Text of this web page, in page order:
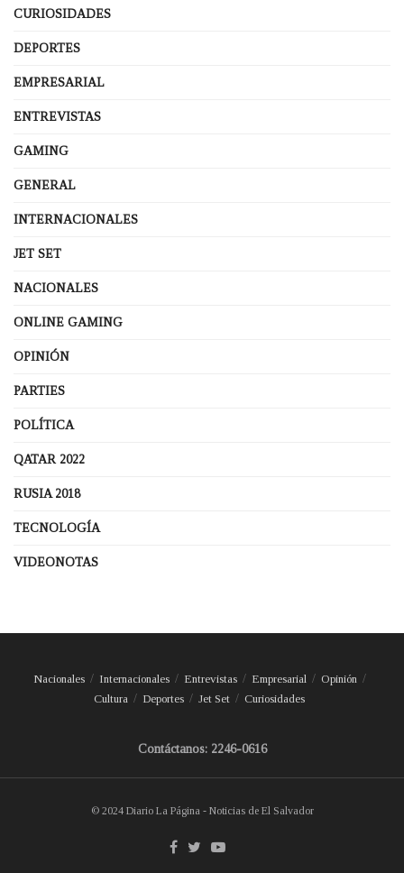
CURIOSIDADES
DEPORTES
EMPRESARIAL
ENTREVISTAS
GAMING
GENERAL
INTERNACIONALES
JET SET
NACIONALES
ONLINE GAMING
OPINIÓN
PARTIES
POLÍTICA
QATAR 2022
RUSIA 2018
TECNOLOGÍA
VIDEONOTAS
Nacionales Internacionales Entrevistas Empresarial
Opinión
Cultura
Deportes Jet Set Curiosidades
Contáctanos: 2246-0616
© 2024 Diario La Página - Noticias de El Salvador